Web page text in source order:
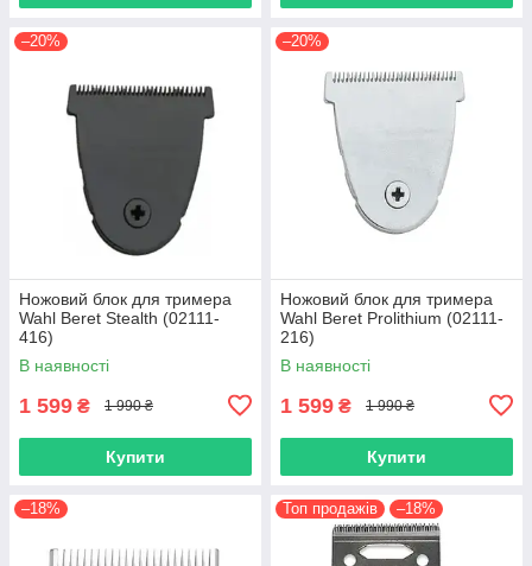
–20%
Ножовий блок для тримера
Wahl Вeret Stealth (02111-
416)
В наявності
1 599 ₴ 1 990 ₴
Купити
–20%
Ножовий блок для тримера
Wahl Beret Prolithium (02111-
216)
В наявності
1 599 ₴ 1 990 ₴
Купити
–18% Топ продажів –18%